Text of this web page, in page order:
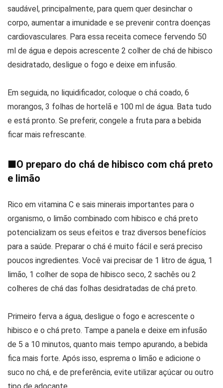
saudável, principalmente, para quem quer desinchar o
corpo, aumentar a imunidade e se prevenir contra doenças
cardiovasculares. Para essa receita comece fervendo 50
ml de água e depois acrescente 2 colher de chá de hibisco
desidratado, desligue o fogo e deixe em infusão.
Em seguida, no liquidificador, coloque o chá coado, 6
morangos, 3 folhas de hortelã e 100 ml de água. Bata tudo
e está pronto. Se preferir, congele a fruta para a bebida
ficar mais refrescante.
■O preparo do chá de hibisco com chá preto
e limão
Rico em vitamina C e sais minerais importantes para o
organismo, o limão combinado com hibisco e chá preto
potencializam os seus efeitos e traz diversos benefícios
para a saúde. Preparar o chá é muito fácil e será preciso
poucos ingredientes. Você vai precisar de 1 litro de água, 1
limão, 1 colher de sopa de hibisco seco, 2 sachês ou 2
colheres de chá das folhas desidratadas de chá preto.
Primeiro ferva a água, desligue o fogo e acrescente o
hibisco e o chá preto. Tampe a panela e deixe em infusão
de 5 a 10 minutos, quanto mais tempo apurando, a bebida
fica mais forte. Após isso, esprema o limão e adicione o
suco no chá, e de preferência, evite utilizar açúcar ou outro
tipo de adoçante.